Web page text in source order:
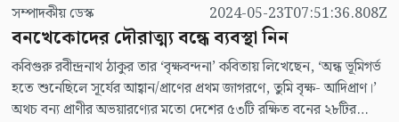
সম্পাদকীয় ডেস্ক
2024-05-23T07:51:36.808Z
বনখেকোদের দৌরাত্ম্য বন্ধে ব্যবস্থা নিন
কবিগুরু রবীন্দ্রনাথ ঠাকুর তার ‘বৃক্ষবন্দনা’ কবিতায় লিখেছেন, ‘অন্ধ ভূমিগর্ভ
হতে শুনেছিলে সূর্যের আহ্বান/প্রাণের প্রথম জাগরণে, তুমি বৃক্ষ- আদিপ্রাণ।’
অথচ বন্য প্রাণীর অভয়ারণ্যের মতো দেশের ৫৩টি রক্ষিত বনের ২৮টির